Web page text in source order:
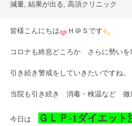
減量, 結果が出る , 高須クリニック
皆様こんにちは Ｈ＠Ｓです
コロナも終息どころか さらに勢いを
引き続き警戒をしていきたいですね。
当院も引き続き 消毒・検温など 徹
今日は ＧＬＰ-1ダイエット